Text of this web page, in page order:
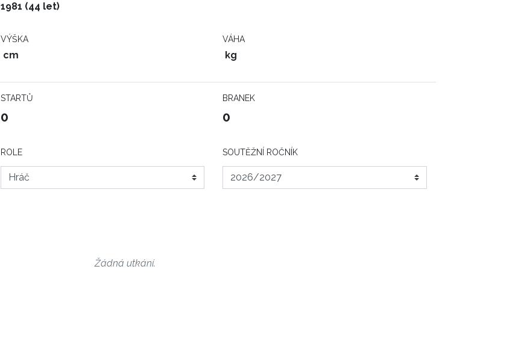
1981 (44 let)
VÝŠKA
cm
VÁHA
kg
STARTŮ
0
BRANEK
0
ROLE SOUTĚŽNÍ ROČNÍK
Žádná utkání.